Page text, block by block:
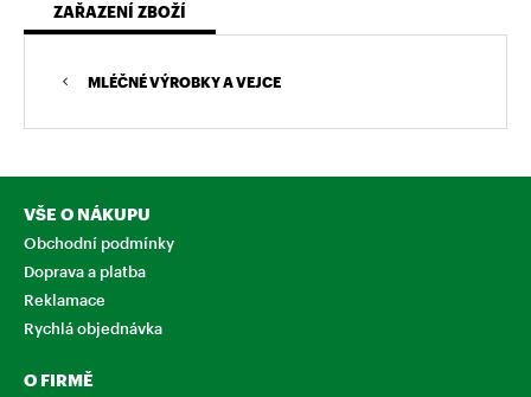
ZAŘAZENÍ ZBOŽÍ
MLÉČNÉ VÝROBKY A VEJCE
VŠE O NÁKUPU
Obchodní podmínky
Doprava a platba
Reklamace
Rychlá objednávka
O FIRMĚ